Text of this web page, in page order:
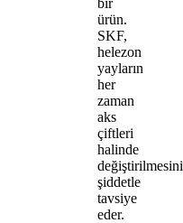
ürün.
SKF,
helezon
yayların
her
zaman
aks
çiftleri
halinde
değiştirilmesini
şiddetle
tavsiye
eder.